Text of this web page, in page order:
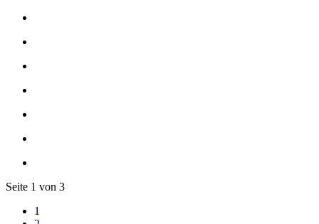
Seite 1 von 3
1